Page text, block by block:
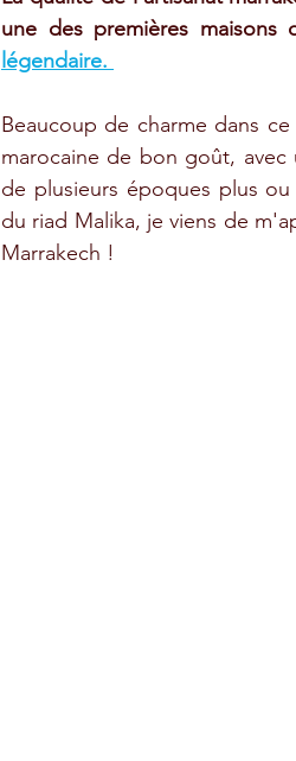
une des premières
légendaire.
Beaucoup de charme dans
marocaine de bon goût,
de plusieurs époques plus
du riad Malika, je viens de
Marrakech !